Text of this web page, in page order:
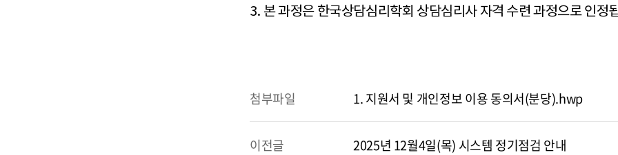
3. 본 과정은 한국상담심리학회 상담심리사 자격 수련 과정으로 인정
첨부파일 1. 지원서 및 개인정보 이용 동의서(분당).hwp
이전글 2025년 12월4일(목) 시스템 정기점검 안내